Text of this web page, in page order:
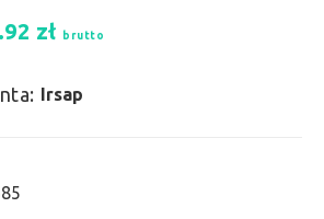
zł brutto
Irsap